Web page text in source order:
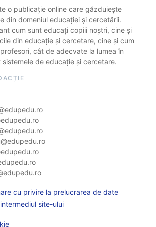
o publicație online care găzduiește
din domeniul educației și cercetării.
cum sunt educați copiii noștri, cine și
din educație și cercetare, cine și cum
cât de adecvate la lumea în
sistemele de educație și cercetare.
cu privire la prelucrarea de date
site-ului